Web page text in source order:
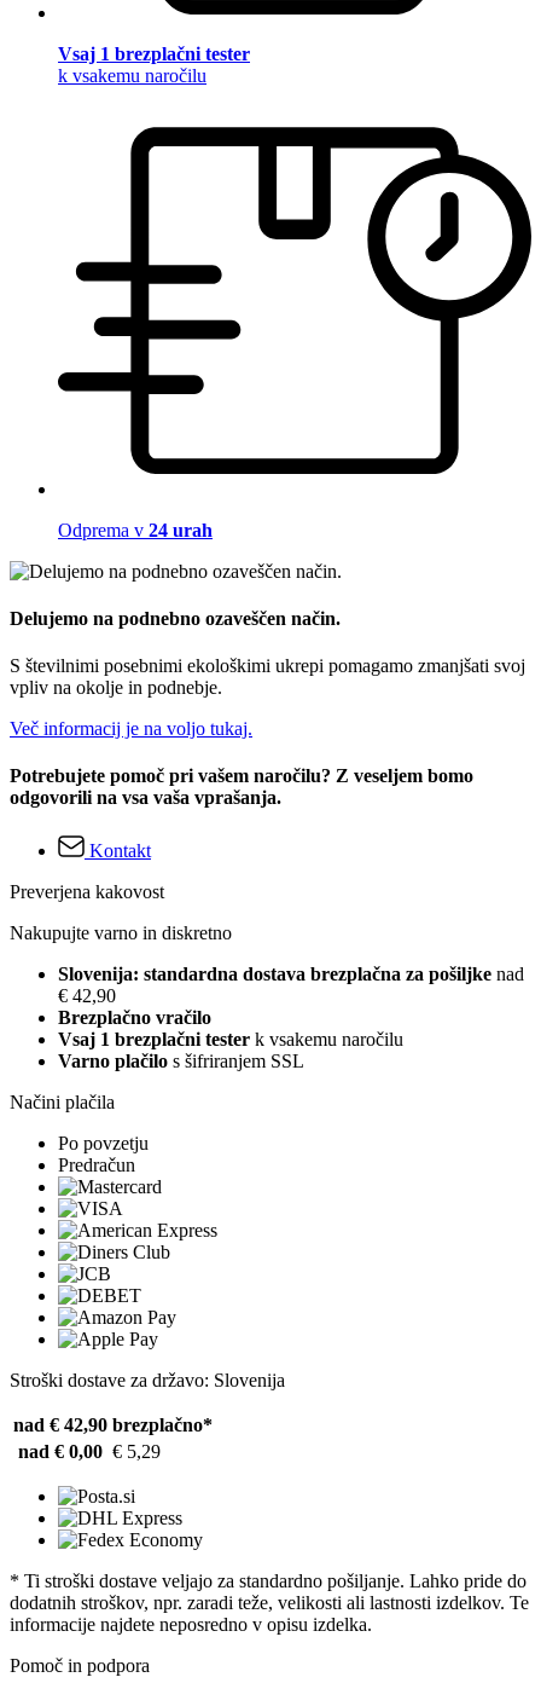
Vsaj 1 brezplačni tester
k vsakemu naročilu
Odprema v 24 urah
Delujemo na podnebno ozaveščen način.
S številnimi posebnimi ekološkimi ukrepi pomagamo zmanjšati svoj
vpliv na okolje in podnebje.
Več informacij je na voljo tukaj.
Potrebujete pomoč pri vašem naročilu? Z veseljem bomo
odgovorili na vsa vaša vprašanja.
Kontakt
Preverjena kakovost
Nakupujte varno in diskretno
Slovenija: standardna dostava brezplačna za pošiljke nad
€ 42,90
Brezplačno vračilo
Vsaj 1 brezplačni tester k vsakemu naročilu
Varno plačilo s šifriranjem SSL
Načini plačila
Po povzetju
Predračun
Stroški dostave za državo: Slovenija
nad € 42,90 brezplačno*
nad € 0,00 € 5,29
* Ti stroški dostave veljajo za standardno pošiljanje. Lahko pride do
dodatnih stroškov, npr. zaradi teže, velikosti ali lastnosti izdelkov. Te
informacije najdete neposredno v opisu izdelka.
Pomoč in podpora